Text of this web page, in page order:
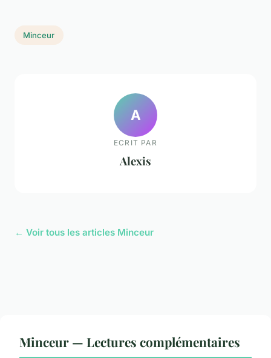
Minceur
A
ECRIT PAR
Alexis
← Voir tous les articles Minceur
Minceur — Lectures complémentaires